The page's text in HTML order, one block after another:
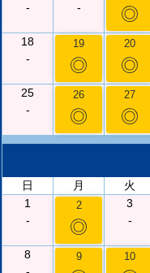
-
-
◎
18
-
19
◎
20
◎
25
-
26
◎
27
◎
日
月 火
1
-
2
◎
3
-
8
9 10